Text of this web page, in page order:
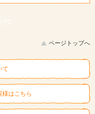
PC
ページトップへ
て
様はこちら